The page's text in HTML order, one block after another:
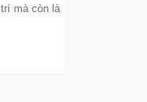
mà còn là